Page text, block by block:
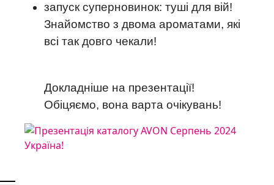
запуск суперновинок: туші для вій!
Знайомство з двома ароматами, які
всі так довго чекали!
Докладніше на презентації!
Обіцяємо, вона варта очікувань!